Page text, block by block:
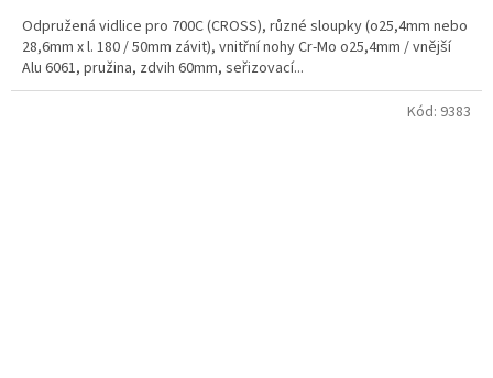
Odpružená vidlice pro 700C (CROSS), různé sloupky (o25,4mm nebo
28,6mm x l. 180 / 50mm závit), vnitřní nohy Cr-Mo o25,4mm / vnější
Alu 6061, pružina, zdvih 60mm, seřizovací...
Kód: 9383